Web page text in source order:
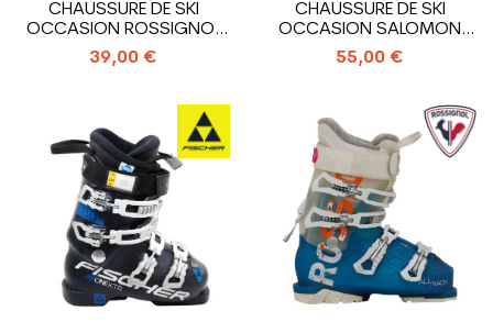
CHAUSSURE DE SKI
OCCASION ROSSIGNOL
KELIA
39,00 €
CHAUSSURE DE SKI
OCCASION SALOMON
SELECT HV R80 W
55,00 €